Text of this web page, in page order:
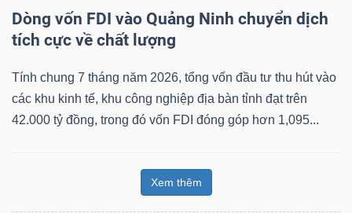
Dòng vốn FDI vào Quảng Ninh chuyển dịch
tích cực về chất lượng
Tính chung 7 tháng năm 2026, tổng vốn đầu tư thu hút vào
các khu kinh tế, khu công nghiệp địa bàn tỉnh đạt trên
42.000 tỷ đồng, trong đó vốn FDI đóng góp hơn 1,095...
Xem thêm